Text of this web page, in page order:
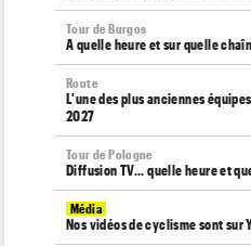
Tour de Burgos
A quelle heure et sur quelle
Route
L'une des plus anciennes
2027
Tour de Pologne
Diffusion TV... quelle heure et
Média
Nos vidéos de cyclisme sont sur